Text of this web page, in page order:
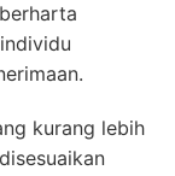
kurang lebih